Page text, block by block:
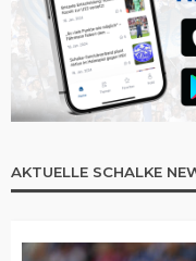
AKTUELLE SCHALKE